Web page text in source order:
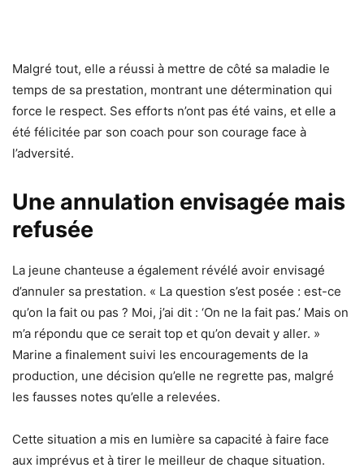
Malgré tout, elle a réussi à mettre de côté sa maladie le
temps de sa prestation, montrant une détermination qui
force le respect. Ses efforts n’ont pas été vains, et elle a
été félicitée par son coach pour son courage face à
l’adversité.
Une annulation envisagée mais
refusée
La jeune chanteuse a également révélé avoir envisagé
d’annuler sa prestation. « La question s’est posée : est-ce
qu’on la fait ou pas ? Moi, j’ai dit : ‘On ne la fait pas.’ Mais on
m’a répondu que ce serait top et qu’on devait y aller. »
Marine a finalement suivi les encouragements de la
production, une décision qu’elle ne regrette pas, malgré
les fausses notes qu’elle a relevées.
Cette situation a mis en lumière sa capacité à faire face
aux imprévus et à tirer le meilleur de chaque situation.